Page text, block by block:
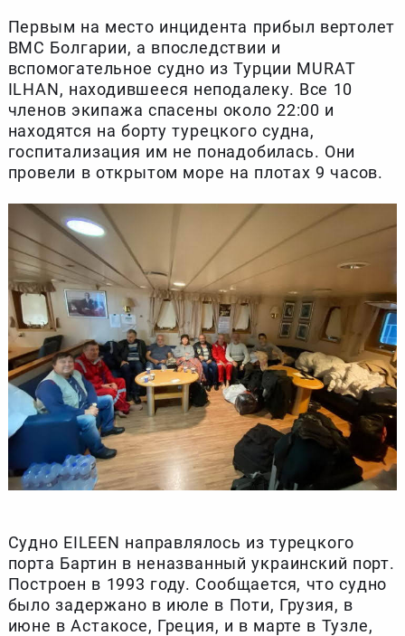
Первым на место инцидента прибыл вертолет
ВМС Болгарии, а впоследствии и
вспомогательное судно из Турции MURAT
ILHAN, находившееся неподалеку. Все 10
членов экипажа спасены около 22:00 и
находятся на борту турецкого судна,
госпитализация им не понадобилась. Они
провели в открытом море на плотах 9 часов.
Судно EILEEN направлялось из турецкого
порта Бартин в неназванный украинский порт.
Построен в 1993 году. Сообщается, что судно
было задержано в июле в Поти, Грузия, в
июне в Астакосе, Греция, и в марте в Тузле,